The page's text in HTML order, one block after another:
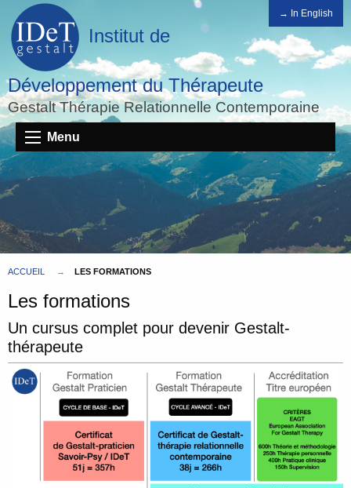
→ In English
Institut de
Développement du Thérapeute
Gestalt Thérapie Relationnelle Contemporaine
Menu
ACCUEIL LES FORMATIONS
Les formations
Un cursus complet pour devenir Gestalt-
thérapeute